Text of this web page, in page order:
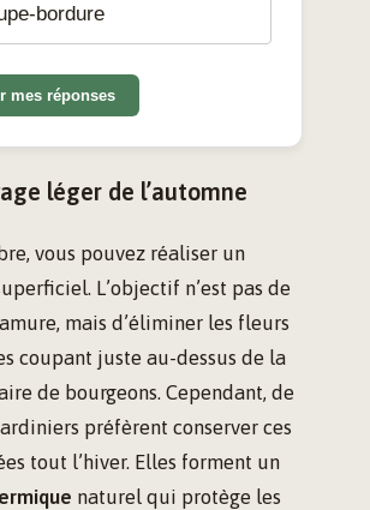
bordure
mes réponses
léger de l’automne
vous pouvez réaliser un
L’objectif n’est pas de
mais d’éliminer les fleurs
coupant juste au-dessus de la
de bourgeons. Cependant, de
préfèrent conserver ces
tout l’hiver. Elles forment un
naturel qui protège les